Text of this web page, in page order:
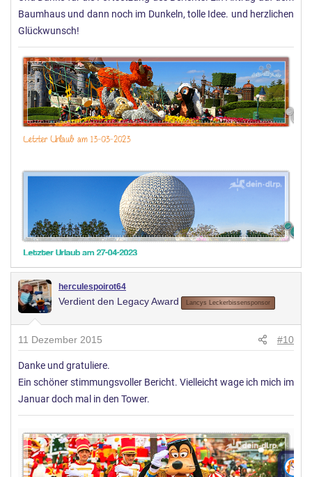
Baumhaus und dann noch im Dunkeln, tolle Idee. und herzlichen
Glückwunsch!
herculespoirot64
Verdient den Legacy Award Lancys Leckerbissensponsor
11 Dezember 2015 #10
Danke und gratuliere.
Ein schöner stimmungsvoller Bericht. Vielleicht wage ich mich im
Januar doch mal in den Tower.